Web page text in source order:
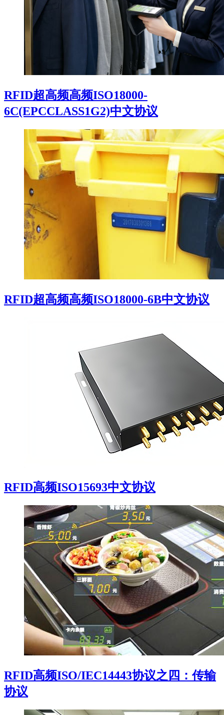
RFID超高频高频ISO18000-
6C(EPCCLASS1G2)中文协议
RFID超高频高频ISO18000-6B中文协议
RFID高频ISO15693中文协议
RFID高频ISO/IEC14443协议之四：传输
协议